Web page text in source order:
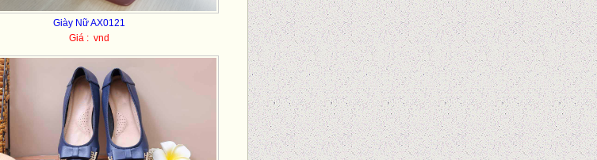
Giày Nữ AX0121
Giá : vnd